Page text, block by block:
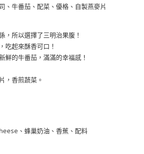
、牛番茄、配菜、優格、自製燕麥片
，所以選擇了三明治果腹！
吃起來酥香可口！
鮮的牛番茄，滿滿的幸福感！
，香煎蔬菜。
、蜂巢奶油、香蕉、配料